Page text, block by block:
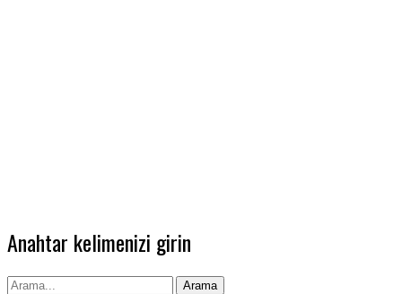
Anahtar kelimenizi girin
Arama